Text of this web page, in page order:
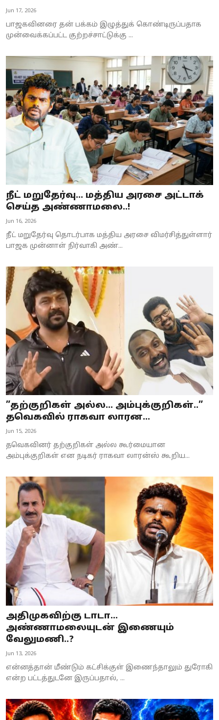
Jun 17, 2026
பாஜகவினரை தன் பக்கம் இழுத்துக் கொண்டிருப்பதாக
முன்வைக்கப்பட்ட குற்றச்சாட்டுக்கு ...
நீட் மறுதேர்வு… மத்திய அரசை அட்டாக்
செய்த அண்ணாமலை..!
Jun 16, 2026
நீட் மறுதேர்வு தொடர்பாக மத்திய அரசை விமர்சித்துள்ளார்
பாஜக முன்னாள் நிர்வாகி அண்...
”தற்குறிகள் அல்ல… அம்புக்குறிகள்..”
தவெகவில் ராகவா லாரன...
Jun 15, 2026
தவெகவினர் தற்குறிகள் அல்ல கூர்மையான
அம்புக்குறிகள் என நடிகர் ராகவா லாரன்ஸ் கூறிய...
அதிமுகவிற்கு டாடா…
அண்ணாமலையுடன் இணையும்
வேலுமணி..?
Jun 13, 2026
என்னத்தான் மீண்டும் கட்சிக்குள் இணைந்தாலும் துரோகி
என்ற பட்டத்துடனே இருப்பதால், ...